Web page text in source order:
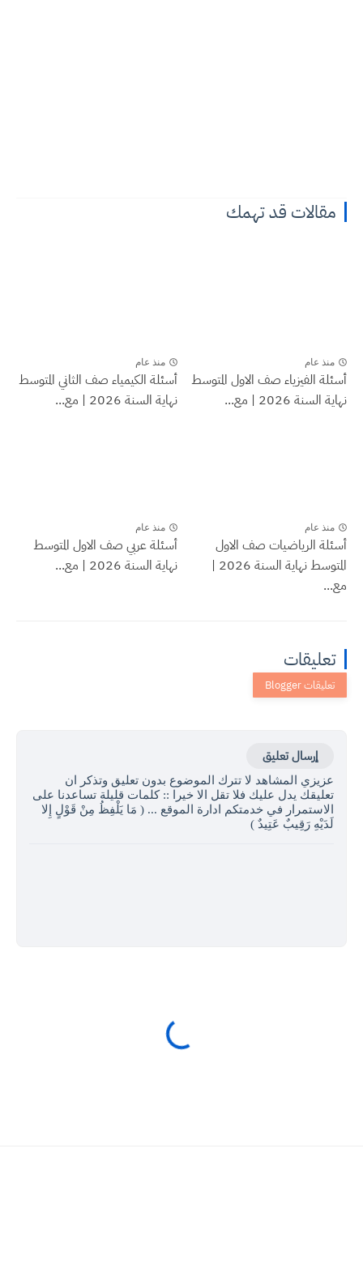
مقالات قد تهمك
منذ عام
أسئلة الفيزياء صف الاول المتوسط
نهاية السنة 2026 | مع...
منذ عام
أسئلة الكيمياء صف الثاني المتوسط
نهاية السنة 2026 | مع...
منذ عام
أسئلة الرياضيات صف الاول
المتوسط نهاية السنة 2026 |
مع...
منذ عام
أسئلة عربي صف الاول المتوسط
نهاية السنة 2026 | مع...
تعليقات
إرسال تعليق
عزيزي المشاهد لا تترك الموضوع بدون تعليق وتذكر ان
تعليقك يدل عليك فلا تقل الا خيرا :: كلمات قليلة تساعدنا على
الاستمرار في خدمتكم ادارة الموقع ... ( مَا يَلْفِظُ مِنْ قَوْلٍ إِلا
لَدَيْهِ رَقِيبٌ عَتِيدٌ )